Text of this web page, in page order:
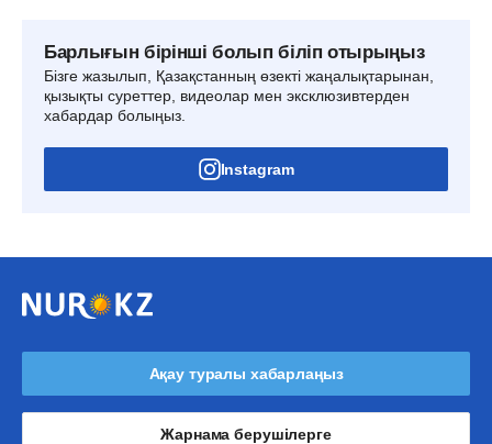
Барлығын бірінші болып біліп отырыңыз
Бізге жазылып, Қазақстанның өзекті жаңалықтарынан,
қызықты суреттер, видеолар мен эксклюзивтерден
хабардар болыңыз.
Instagram
Ақау туралы хабарлаңыз
Жарнама берушілерге